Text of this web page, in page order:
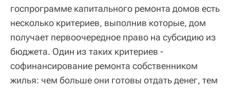
госпрограмме капитального ремонта домов есть
несколько критериев, выполнив которые, дом
получает первоочередное право на субсидию из
бюджета. Один из таких критериев -
софинансирование ремонта собственником
жилья: чем больше они готовы отдать денег, тем